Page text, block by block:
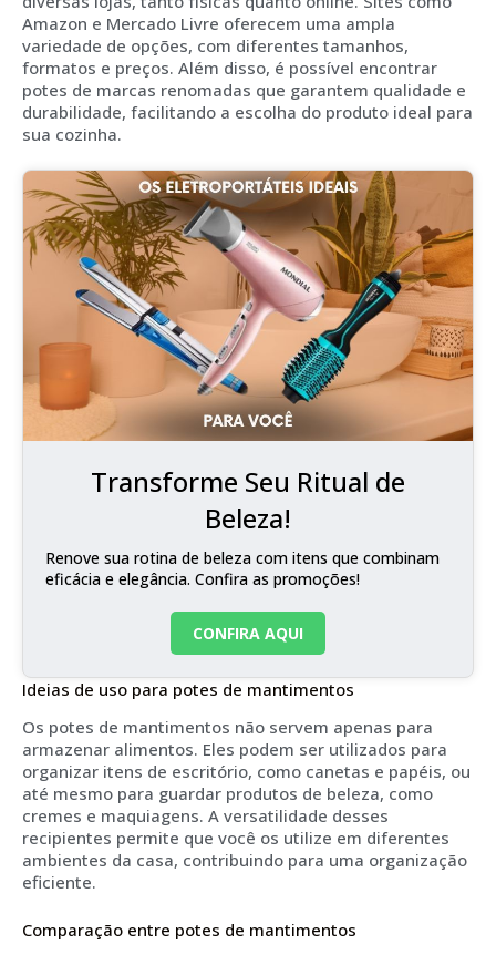
Amazon e Mercado Livre oferecem uma ampla
variedade de opções, com diferentes tamanhos,
formatos e preços. Além disso, é possível encontrar
potes de marcas renomadas que garantem qualidade e
durabilidade, facilitando a escolha do produto ideal para
sua cozinha.
Transforme Seu Ritual de
Beleza!
Renove sua rotina de beleza com itens que combinam
eficácia e elegância. Confira as promoções!
CONFIRA AQUI
Ideias de uso para potes de mantimentos
Os potes de mantimentos não servem apenas para
armazenar alimentos. Eles podem ser utilizados para
organizar itens de escritório, como canetas e papéis, ou
até mesmo para guardar produtos de beleza, como
cremes e maquiagens. A versatilidade desses
recipientes permite que você os utilize em diferentes
ambientes da casa, contribuindo para uma organização
eficiente.
Comparação entre potes de mantimentos